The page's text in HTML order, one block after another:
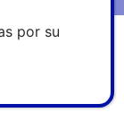
por su